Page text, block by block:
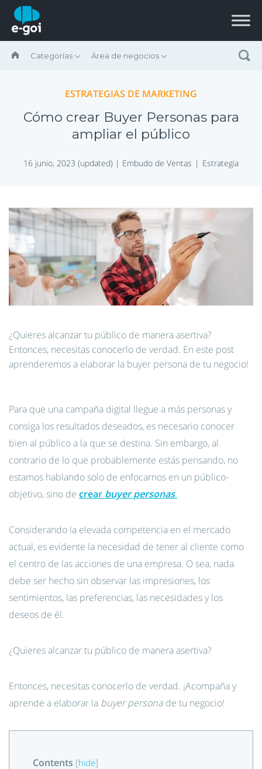
Saltar al contenido
Categorías Área de negocios
ESTRATEGIAS DE MARKETING
Cómo crear Buyer Personas para
ampliar el público
16 junio, 2023 (updated) | Embudo de Ventas Estrategia
¿Quieres alcanzar tu público de manera asertiva?
Entonces, necesitas conocerlo de verdad. En este post
aprenderemos a elaborar la buyer persona de tu negocio!
Para que una campaña digital llegue a más personas y
consiga los resultados deseados, es necesario conocer
bien al público a la que se destina. Sin embargo, al
contrario de lo que probablemente estás pensando, no
estamos hablando solo de enfocarnos en un público-
objetivo, sino de crear buyer personas.
Considerando la elevada competencia en el mercado
actual, es evidente la necesidad de tener al cliente como
el centro de las acciones de una empresa. O sea, nada
debe ser hecho sin observar las impresiones, los
sentimientos, las preferencias, las necesidades y los
deseos de él.
¿Quieres alcanzar tu público de manera asertiva?
Entonces, necesitas conocerlo de verdad. ¡Acompaña y
aprende a elaborar la buyer persona de tu negocio!
Contents [hide]